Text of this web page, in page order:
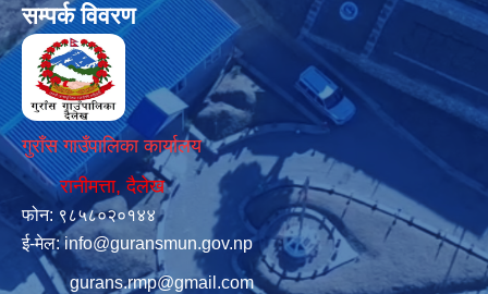
सम्पर्क विवरण
गुराँस गाउँपालिका कार्यालय
रानीमत्ता, दैलेख
फोन: ९८५८०२०१४४
ई-मेल:info@guransmun.gov.np
gurans.rmp@gmail.com